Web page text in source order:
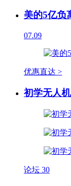
美的5亿负
07.09
优惠直达 >
初学无人
论坛 30